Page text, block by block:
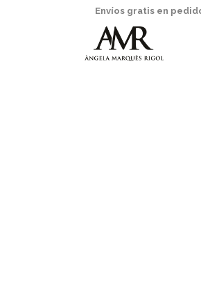
Envíos gratis en